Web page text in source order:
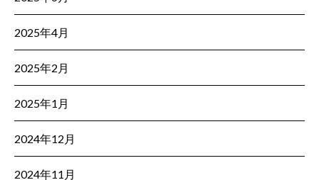
2025年4月
2025年2月
2025年1月
2024年12月
2024年11月